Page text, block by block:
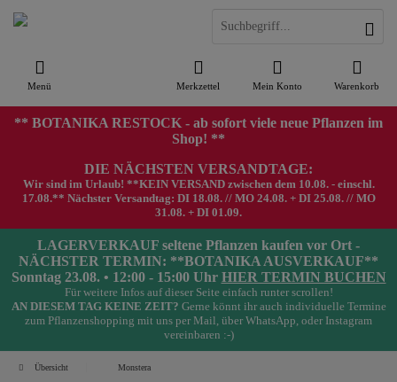
Menü Warenkorb
Merkzettel Mein Konto
** BOTANIKA RESTOCK - ab sofort viele neue Pflanzen im
Shop! **
DIE NÄCHSTEN VERSANDTAGE:
Wir sind im Urlaub! **KEIN VERSAND zwischen dem 10.08. - einschl.
17.08.** Nächster Versandtag: DI 18.08. // MO 24.08. + DI 25.08. // MO
31.08. + DI 01.09.
LAGERVERKAUF seltene Pflanzen kaufen vor Ort -
NÄCHSTER TERMIN: **BOTANIKA AUSVERKAUF**
Sonntag 23.08. • 12:00 - 15:00 Uhr HIER TERMIN BUCHEN
Für weitere Infos auf dieser Seite einfach runter scrollen!
AN DIESEM TAG KEINE ZEIT? Gerne könnt ihr auch individuelle Termine
zum Pflanzenshopping mit uns per Mail, über WhatsApp, oder Instagram
vereinbaren :-)
Übersicht Monstera